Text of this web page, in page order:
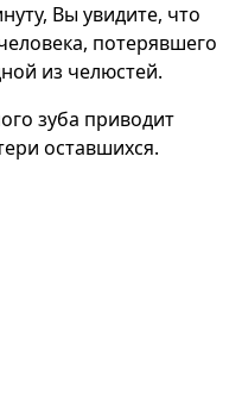
Вы увидите, что
потерявшего
из челюстей.
зуба приводит
оставшихся.